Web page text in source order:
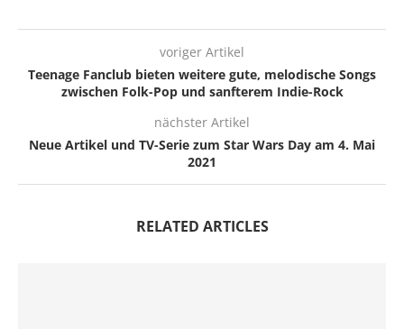
voriger Artikel
Teenage Fanclub bieten weitere gute, melodische Songs
zwischen Folk-Pop und sanfterem Indie-Rock
nächster Artikel
Neue Artikel und TV-Serie zum Star Wars Day am 4. Mai
2021
RELATED ARTICLES